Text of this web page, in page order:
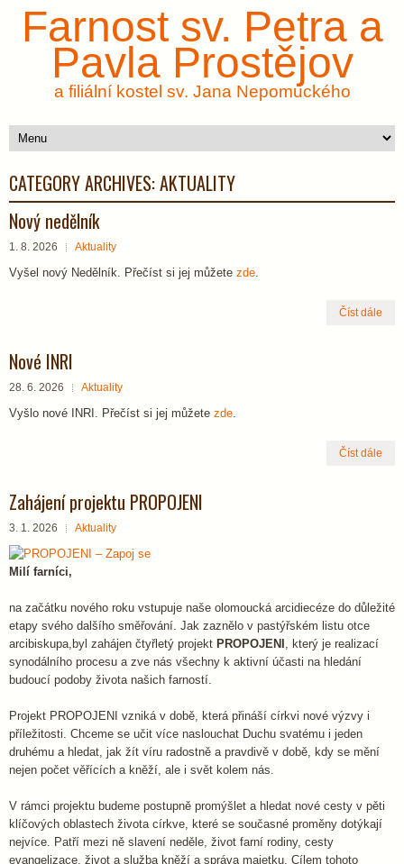
Farnost sv. Petra a
Pavla Prostějov
a filiální kostel sv. Jana Nepomuckého
CATEGORY ARCHIVES:AKTUALITY
Nový nedělník
1. 8. 2026 Aktuality
Vyšel nový Nedělník. Přečíst si jej můžete zde.
Číst dále
Nové INRI
28. 6. 2026 Aktuality
Vyšlo nové INRI. Přečíst si jej můžete zde.
Číst dále
Zahájení projektu PROPOJENI
3. 1. 2026 Aktuality
Milí farníci,
na začátku nového roku vstupuje naše olomoucká arcidiecéze do důležité
etapy svého dalšího směřování. Jak zaznělo v pastýřském listu otce
arcibiskupa,byl zahájen čtyřletý projekt PROPOJENI , který je realizací
synodálního procesu a zve nás všechny k aktivní účasti na hledání
budoucí podoby života našich farností.
Projekt PROPOJENI vzniká v době, která přináší církvi nové výzvy i
příležitosti. Chceme se učit více naslouchat Duchu svatému i jeden
druhému a hledat, jak žít víru radostně a pravdivě v době, kdy se mění
nejen počet věřících a kněží, ale i svět kolem nás.
V rámci projektu budeme postupně promýšlet a hledat nové cesty v pěti
klíčových oblastech života církve, které se současné proměny dotýkají
nejvíce. Patří mezi ně slavení neděle, život farní rodiny, cesty
evangelizace, život a služba kněží a správa majetku. Cílem tohoto